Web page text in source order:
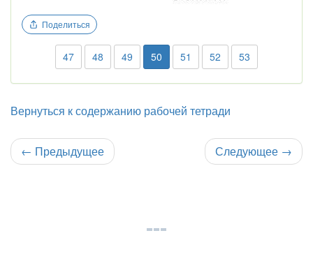
Поделиться
47 48 49 50 51 52 53
Вернуться к содержанию рабочей тетради
← Предыдущее Следующее →